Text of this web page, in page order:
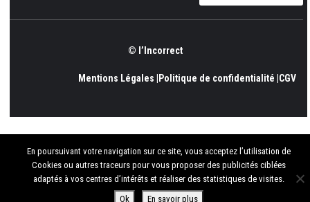
© l’Incorrect
Mentions Légales |Politique de confidentialité |CGV
En poursuivant votre navigation sur ce site, vous acceptez l’utilisation de
Cookies ou autres traceurs pour vous proposer des publicités ciblées
adaptés à vos centres d’intérêts et réaliser des statistiques de visites.
Ok
En savoir plus